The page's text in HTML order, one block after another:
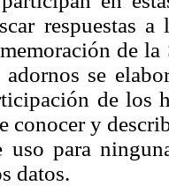
respuestas a
de la
adornos se
de los
conocer y
uso para
datos.